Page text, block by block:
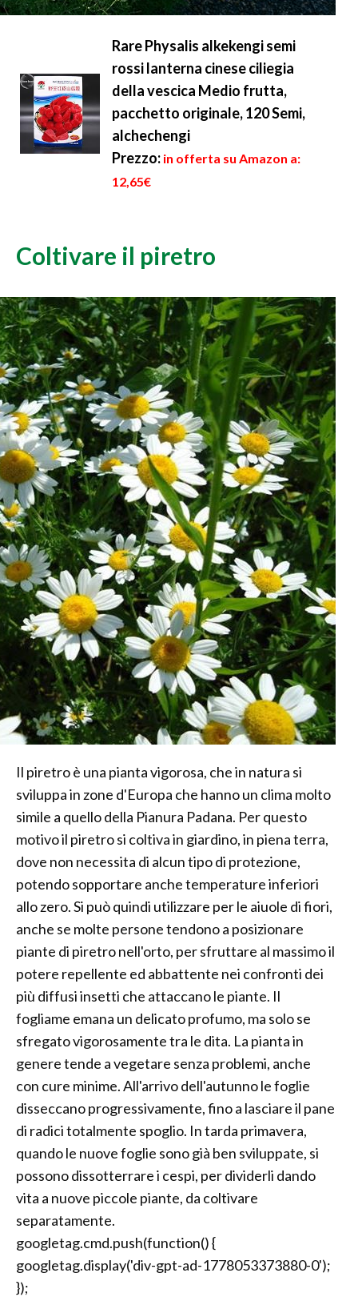
Rare Physalis alkekengi semi
rossi lanterna cinese ciliegia
della vescica Medio frutta,
pacchetto originale, 120 Semi,
alchechengi
Prezzo: in offerta su Amazon a:
12,65€
Coltivare il piretro
Il piretro è una pianta vigorosa, che in natura si
sviluppa in zone d'Europa che hanno un clima molto
simile a quello della Pianura Padana. Per questo
motivo il piretro si coltiva in giardino, in piena terra,
dove non necessita di alcun tipo di protezione,
potendo sopportare anche temperature inferiori
allo zero. Si può quindi utilizzare per le aiuole di fiori,
anche se molte persone tendono a posizionare
piante di piretro nell'orto, per sfruttare al massimo il
potere repellente ed abbattente nei confronti dei
più diffusi insetti che attaccano le piante. Il
fogliame emana un delicato profumo, ma solo se
sfregato vigorosamente tra le dita. La pianta in
genere tende a vegetare senza problemi, anche
con cure minime. All'arrivo dell'autunno le foglie
disseccano progressivamente, fino a lasciare il pane
di radici totalmente spoglio. In tarda primavera,
quando le nuove foglie sono già ben sviluppate, si
possono dissotterrare i cespi, per dividerli dando
vita a nuove piccole piante, da coltivare
separatamente.
googletag.cmd.push(function() {
googletag.display('div-gpt-ad-1778053373880-0');
});